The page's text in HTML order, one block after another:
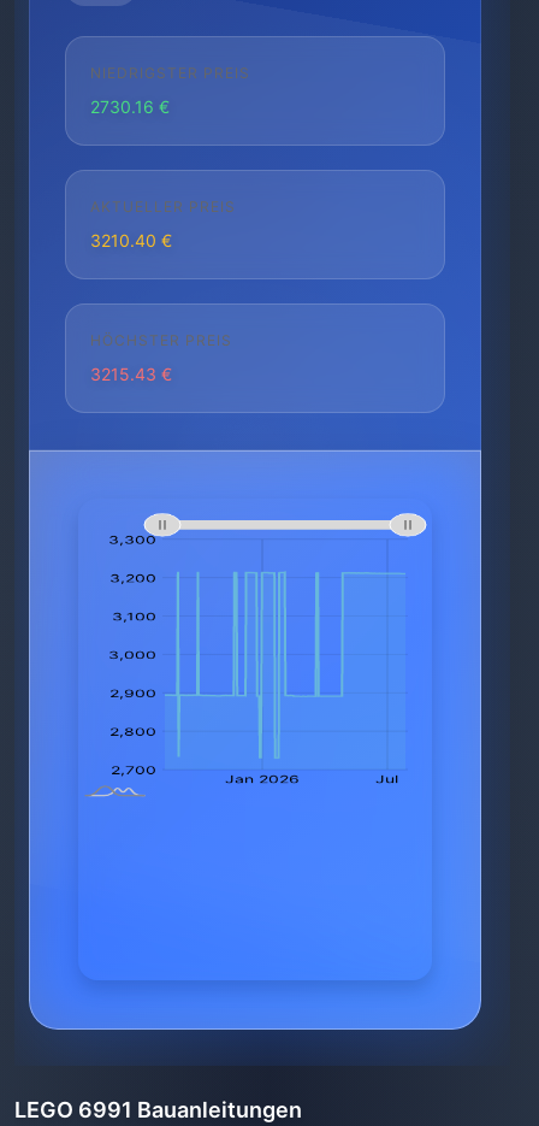
NIEDRIGSTER PREIS
2730.16 €
AKTUELLER PREIS
3210.40 €
HÖCHSTER PREIS
3215.43 €
LEGO 6991 Bauanleitungen